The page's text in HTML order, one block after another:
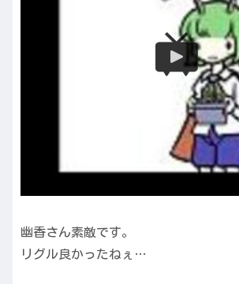
幽香さん素敵です。
リグル良かったねぇ…